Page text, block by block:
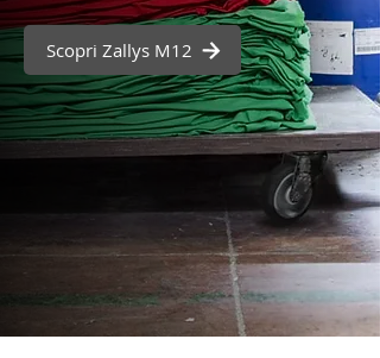
Scopri Zallys M12